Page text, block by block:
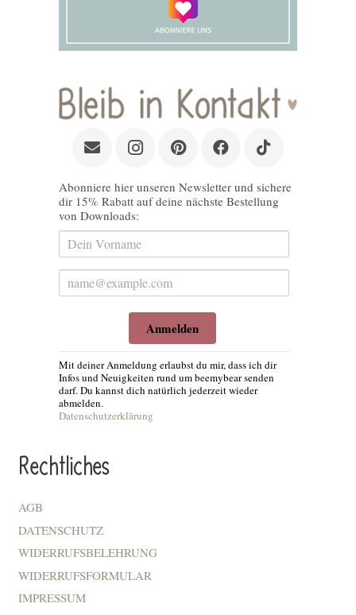
Abonniere hier unseren Newsletter und sichere
dir 15% Rabatt auf deine nächste Bestellung
von Downloads:
Anmelden
Mit deiner Anmeldung erlaubst du mir, dass ich dir
Infos und Neuigkeiten rund um beemybear senden
darf. Du kannst dich natürlich jederzeit wieder
abmelden.
Datenschutzerklärung
Rechtliches
AGB
DATENSCHUTZ
WIDERRUFSBELEHRUNG
WIDERRUFSFORMULAR
IMPRESSUM